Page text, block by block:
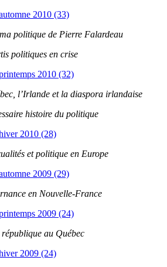
2010 (33)
politique de Pierre Falardeau
politiques en crise
2010 (32)
l’Irlande et la diaspora irlandaise
histoire du politique
2010 (28)
et politique en Europe
2009 (29)
en Nouvelle-France
2009 (24)
république au Québec
2009 (24)